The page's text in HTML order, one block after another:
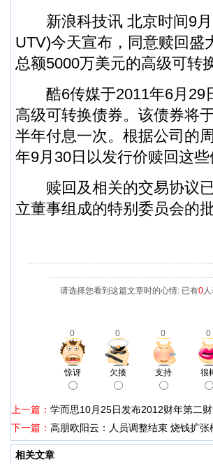
新浪科技讯 北京时间9月
UTV)今天宣布，同意赎回盛
总额5000万美元的高级可转
酷6传媒于2011年6月29
高级可转换债券。该债券将
半年付息一次。根据公司的
年9月30日以发行价赎回这些
赎回及相关的交易协议已
立董事组成的特别委员会的
请选择您看到这篇文章时的心情: 已有0
0 0 0 0
惊讶 欠揍 支持 很
上一篇： 学而思10月25日发布2012财年第二
下一篇： 高朋欧阳云：人员调整结束 烧钱扩张
相关文章